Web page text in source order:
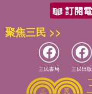
聚焦三民 >>
三民書局 三民出版